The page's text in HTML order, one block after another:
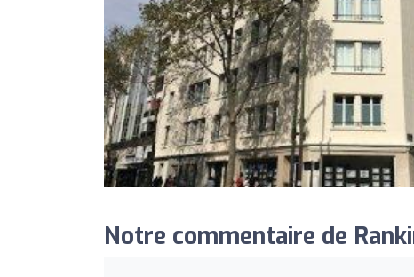
Notre commentaire de